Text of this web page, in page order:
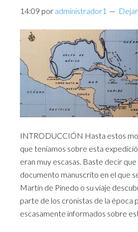
14:09 por administrador1
INTRODUCCIÓN Hasta estos
que teníamos sobre esta
eran muy escasas. Baste decir que
documento manuscrito en el que
Martín de Pinedo o su viaje
parte de los cronistas de la época
escasamente informados sobre